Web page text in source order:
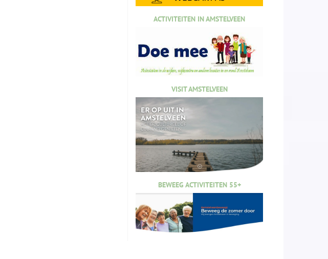
ACTIVITEITEN IN AMSTELVEEN
VISIT AMSTELVEEN
BEWEEG ACTIVITEITEN 55+